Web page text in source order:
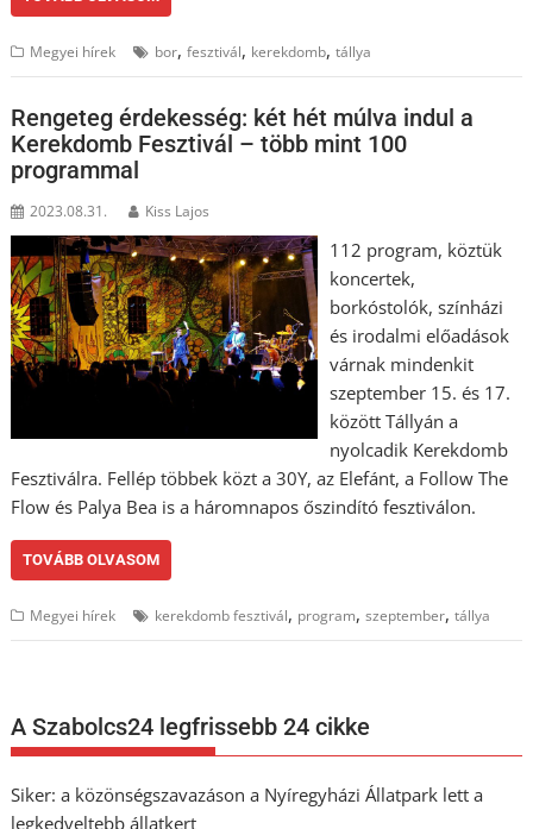
Megyei hírek bor,fesztivál, kerekdomb,tállya
Rengeteg érdekesség: két hét múlva indul a
Kerekdomb Fesztivál – több mint 100
programmal
2023.08.31. Kiss Lajos
112 program, köztük
koncertek,
borkóstolók, színházi
és irodalmi előadások
várnak mindenkit
szeptember 15. és 17.
között Tállyán a
nyolcadik Kerekdomb
Fesztiválra. Fellép többek közt a 30Y, az Elefánt, a Follow The
Flow és Palya Bea is a háromnapos őszindító fesztiválon.
TOVÁBB OLVASOM
Megyei hírek kerekdomb fesztivál, program,szeptember,tállya
A Szabolcs24 legfrissebb 24 cikke
Siker: a közönségszavazáson a Nyíregyházi Állatpark lett a
legkedveltebb állatkert